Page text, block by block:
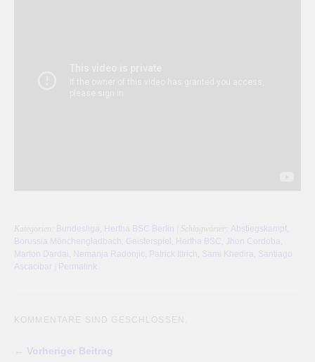
Kategorien: Bundesliga Hertha BSC Berlin | Schlagwörter: Abstiegskampf
Borussia Mönchengladbach
Geisterspiel Hertha BSC Jhon Cordoba
Marton Dardai
Nemanja Radonjic Patrick Ittrich Sami Khedira
Santiago
Ascacibar
Permalink
KOMMENTARE SIND GESCHLOSSEN.
← Vorheriger Beitrag